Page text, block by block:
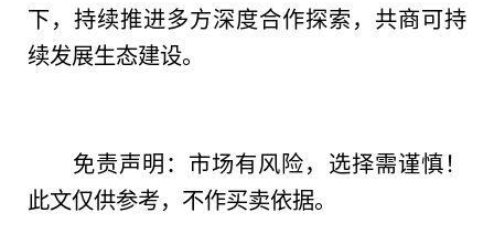
下，持续推进多方深度合作探索，共商可持
续发展生态建设。
免责声明：市场有风险，选择需谨慎！
此文仅供参考，不作买卖依据。